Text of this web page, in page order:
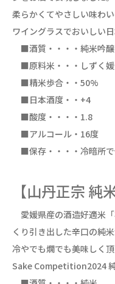
柔らかくてやさしい味わい
ワイングラスでおいしい
■酒質・・・・純米吟醸
■原料米・・・しずく媛
■精米歩合・・50%
■日本酒度・・+4
■酸度・・・・1.8
■アルコール・16度
■保存・・・・冷暗所
【山丹正宗 純
愛媛県産の酒造好適米
くり引き出した辛口の純米
冷やでも燗でも美味しく頂
Sake Competition2024